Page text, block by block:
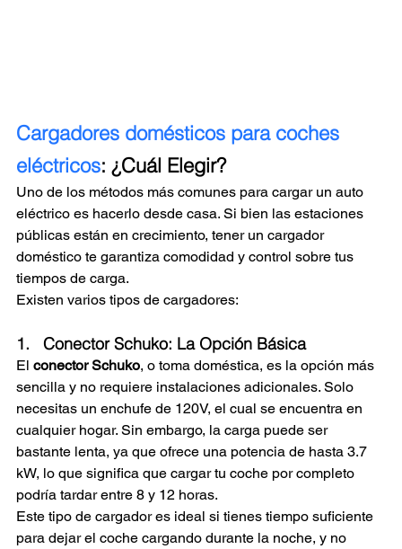
Cargadores domésticos para coches
eléctricos: ¿Cuál Elegir?
Uno de los métodos más comunes para cargar un auto
eléctrico es hacerlo desde casa. Si bien las estaciones
públicas están en crecimiento, tener un cargador
doméstico te garantiza comodidad y control sobre tus
tiempos de carga.
Existen varios tipos de cargadores:
1.   Conector Schuko: La Opción Básica
El conector Schuko, o toma doméstica, es la opción más
sencilla y no requiere instalaciones adicionales. Solo
necesitas un enchufe de 120V, el cual se encuentra en
cualquier hogar. Sin embargo, la carga puede ser
bastante lenta, ya que ofrece una potencia de hasta 3.7
kW, lo que significa que cargar tu coche por completo
podría tardar entre 8 y 12 horas.
Este tipo de cargador es ideal si tienes tiempo suficiente
para dejar el coche cargando durante la noche, y no